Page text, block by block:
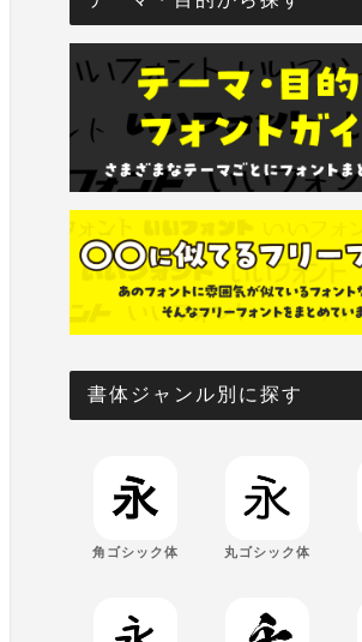
書体ジャンル別に探す
角ゴシック体 丸ゴシック体